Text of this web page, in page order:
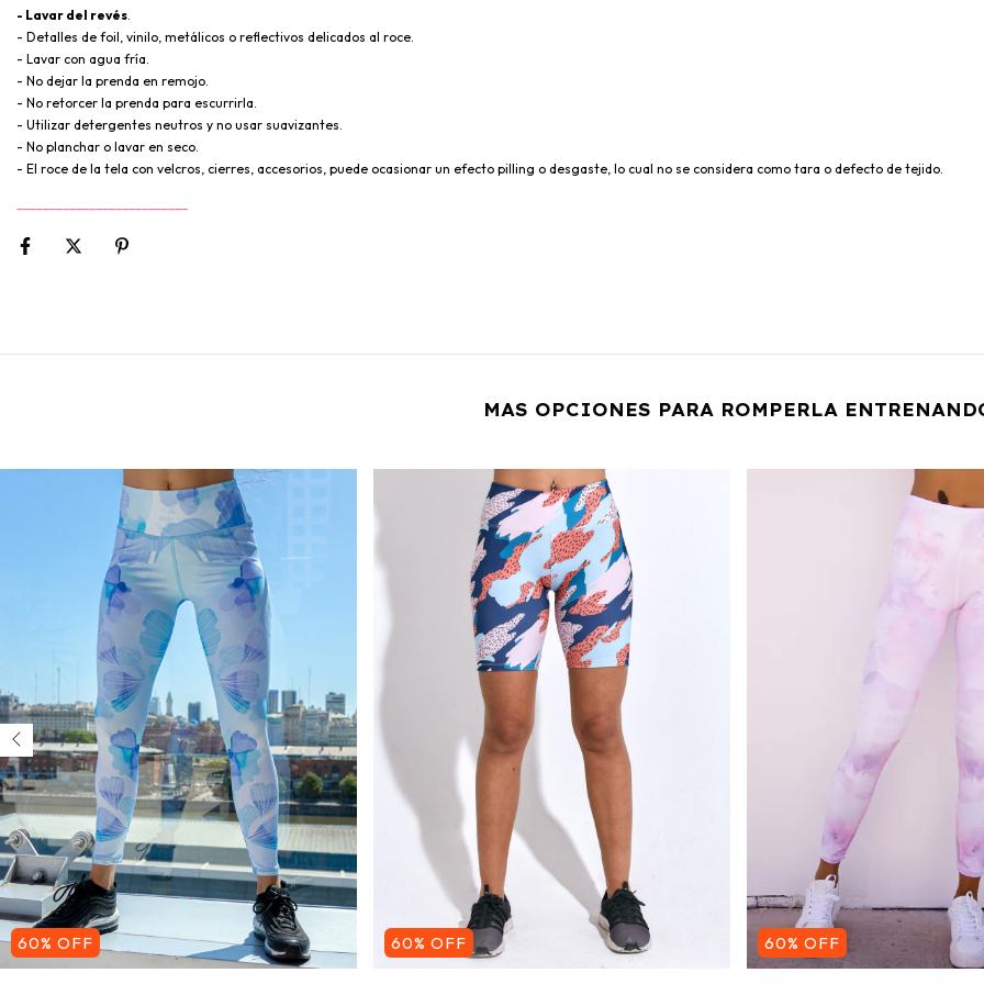
- Lavar del revés.
- Detalles de foil, vinilo, metálicos o reflectivos delicados al roce.
- Lavar con agua fría.
- No dejar la prenda en remojo.
- No retorcer la prenda para escurrirla.
- Utilizar detergentes neutros y no usar suavizantes.
- No planchar o lavar en seco.
- El roce de la tela con velcros, cierres, accesorios, puede ocasionar un efecto pilling o desgaste, lo cual no se considera como tara o defecto de tejido.
MAS OPCIONES PARA ROMPERLA
60% OFF 60% OFF 60% OFF